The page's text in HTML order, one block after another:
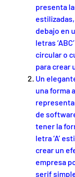
presenta
debajo en
letras
circular o
para crear
Un
una forma
de
tener la
letra ‘A’
crear un
empresa
serif